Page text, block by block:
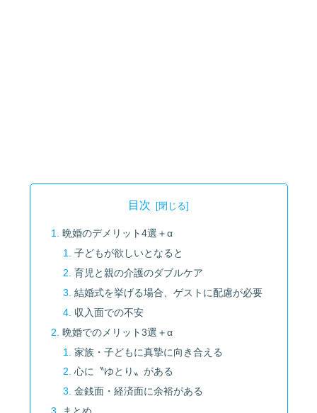
目次
晩婚のデメリット4選＋α
子どもが欲しいとなると
育児と親の介護のダブルケア
結婚式を挙げる場合、ゲストに配慮が必要
収入面での不安
晩婚でのメリット3選＋α
家族・子どもに真摯に向き合える
心に〝ゆとり〟がある
金銭面・経済面に余裕がある